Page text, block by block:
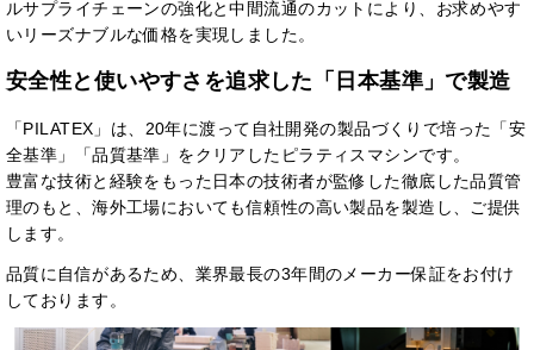
ルサプライチェーンの強化と中間流通のカットにより、お求めやす
いリーズナブルな価格を実現しました。
安全性と使いやすさを追求した「日本基準」で製造
「PILATEX」は、20年に渡って自社開発の製品づくりで培った「安
全基準」「品質基準」をクリアしたピラティスマシンです。
豊富な技術と経験をもった日本の技術者が監修した徹底した品質管
理のもと、海外工場においても信頼性の高い製品を製造し、ご提供
します。
品質に自信があるため、業界最長の3年間のメーカー保証をお付け
しております。